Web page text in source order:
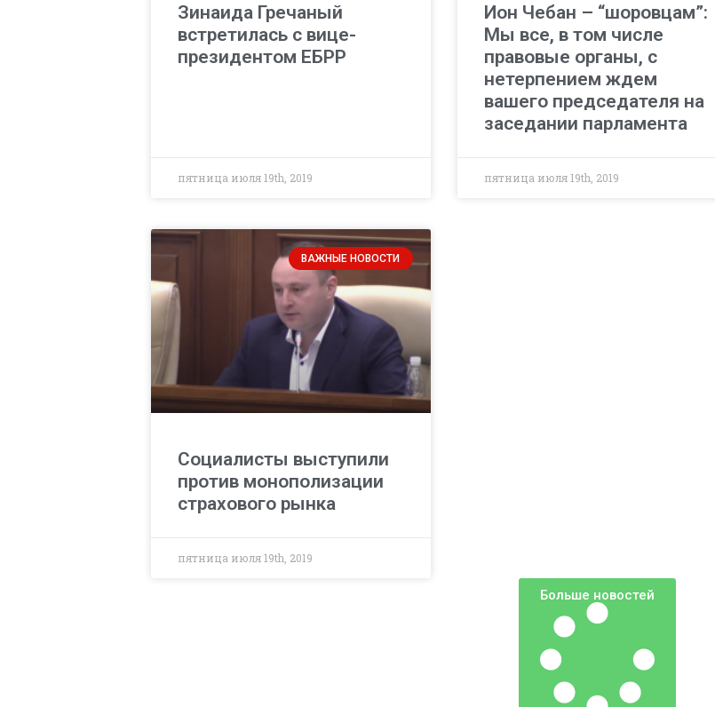
Зинаида Гречаный
встретилась с вице-
президентом ЕБРР
пятница июля 19th, 2019
Ион Чебан – “шоровцам”:
Мы все, в том числе
правовые органы, с
нетерпением ждем
вашего председателя на
заседании парламента
пятница июля 19th, 2019
ВАЖНЫЕ НОВОСТИ
Социалисты выступили
против монополизации
страхового рынка
пятница июля 19th, 2019
Больше новостей